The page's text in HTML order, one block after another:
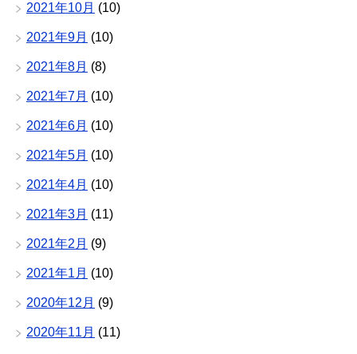
2021年10月 (10)
2021年9月 (10)
2021年8月 (8)
2021年7月 (10)
2021年6月 (10)
2021年5月 (10)
2021年4月 (10)
2021年3月 (11)
2021年2月 (9)
2021年1月 (10)
2020年12月 (9)
2020年11月 (11)